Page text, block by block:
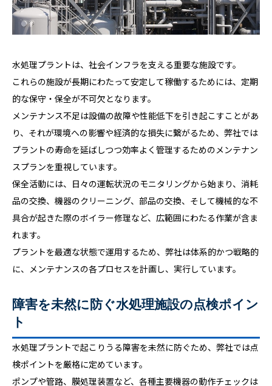
水処理プラントは、社会インフラを支える重要な施設です。
これらの施設が長期にわたって安定して稼働するためには、定期
的な保守・保全が不可欠となります。
メンテナンス不足は設備の故障や性能低下を引き起こすことがあ
り、それが環境への影響や経済的な損失に繋がるため、弊社では
プラントの寿命を延ばしつつ効率よく管理するためのメンテナン
スプランを重視しています。
保全活動には、日々の運転状況のモニタリングから始まり、消耗
品の交換、機器のクリーニング、部品の交換、そして機械的な不
具合が起きた際のボイラー修理など、広範囲にわたる作業が含ま
れます。
プラントを最適な状態で運用するため、弊社は体系的かつ戦略的
に、メンテナンスの各プロセスを計画し、実行しています。
障害を未然に防ぐ水処理施設の点検ポイン
ト
水処理プラントで起こりうる障害を未然に防ぐため、弊社では点
検ポイントを厳格に定めています。
ポンプや管路、膜処理装置など、各種主要機器の動作チェックは